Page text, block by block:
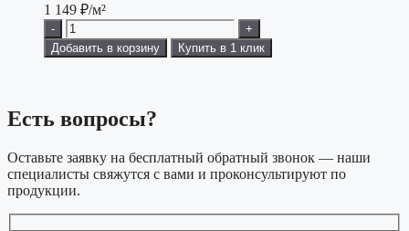
1 149 ₽/м²
-
+
Добавить в корзину
Купить в 1 клик
Есть вопросы?
Оставьте заявку на бесплатный обратный звонок — наши
специалисты свяжутся с вами и проконсультируют по
продукции.